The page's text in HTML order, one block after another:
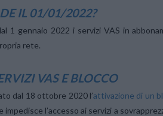
IL 01/01/2022?
1 gennaio 2022 i servizi VAS in
rete.
VAS E BLOCCO
dal 18 ottobre 2020 l’attivazione di un
l’accesso ai servizi a